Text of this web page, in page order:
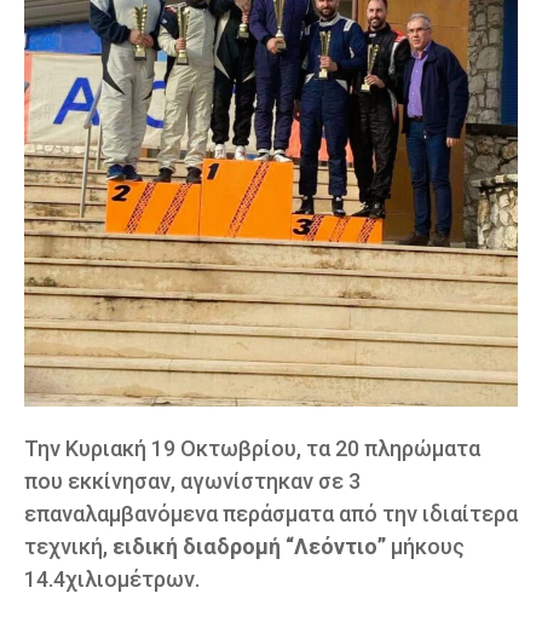
Την Κυριακή 19 Οκτωβρίου, τα 20 πληρώματα
που εκκίνησαν, αγωνίστηκαν σε 3
επαναλαμβανόμενα περάσματα από την ιδιαίτερα
τεχνική, ειδική διαδρομή “Λεόντιο” μήκους
14.4χιλιομέτρων.